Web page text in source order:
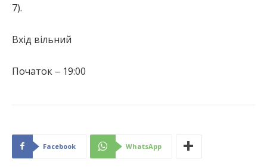
7).
Вхід вільний
Початок – 19:00
Facebook WhatsApp